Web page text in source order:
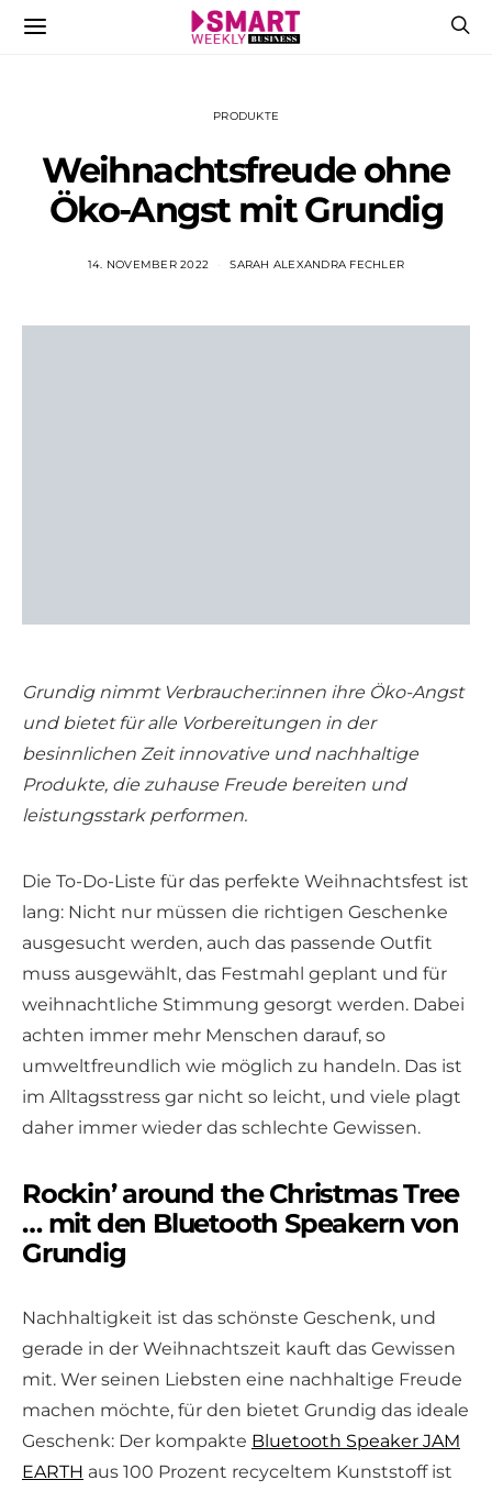
PRODUKTE
Weihnachtsfreude ohne
Öko-Angst mit Grundig
14. NOVEMBER 2022 SARAH ALEXANDRA FECHLER
Grundig nimmt Verbraucher:innen ihre Öko-Angst
und bietet für alle Vorbereitungen in der
besinnlichen Zeit innovative und nachhaltige
Produkte, die zuhause Freude bereiten und
leistungsstark performen.
Die To-Do-Liste für das perfekte Weihnachtsfest ist
lang: Nicht nur müssen die richtigen Geschenke
ausgesucht werden, auch das passende Outfit
muss ausgewählt, das Festmahl geplant und für
weihnachtliche Stimmung gesorgt werden. Dabei
achten immer mehr Menschen darauf, so
umweltfreundlich wie möglich zu handeln. Das ist
im Alltagsstress gar nicht so leicht, und viele plagt
daher immer wieder das schlechte Gewissen.
Rockin’ around the Christmas Tree
… mit den Bluetooth Speakern von
Grundig
Nachhaltigkeit ist das schönste Geschenk, und
gerade in der Weihnachtszeit kauft das Gewissen
mit. Wer seinen Liebsten eine nachhaltige Freude
machen möchte, für den bietet Grundig das ideale
Geschenk: Der kompakte Bluetooth Speaker JAM
EARTH aus 100 Prozent recyceltem Kunststoff ist